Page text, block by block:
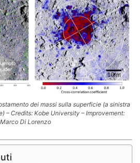
dei massi sulla superficie (a sinistra
– Credits: Kobe University – Improvement:
Marco Di Lorenzo